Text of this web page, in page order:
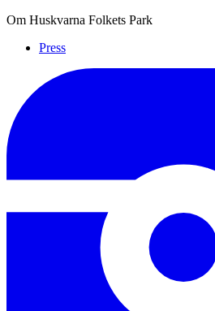
Om Huskvarna Folkets Park
Press